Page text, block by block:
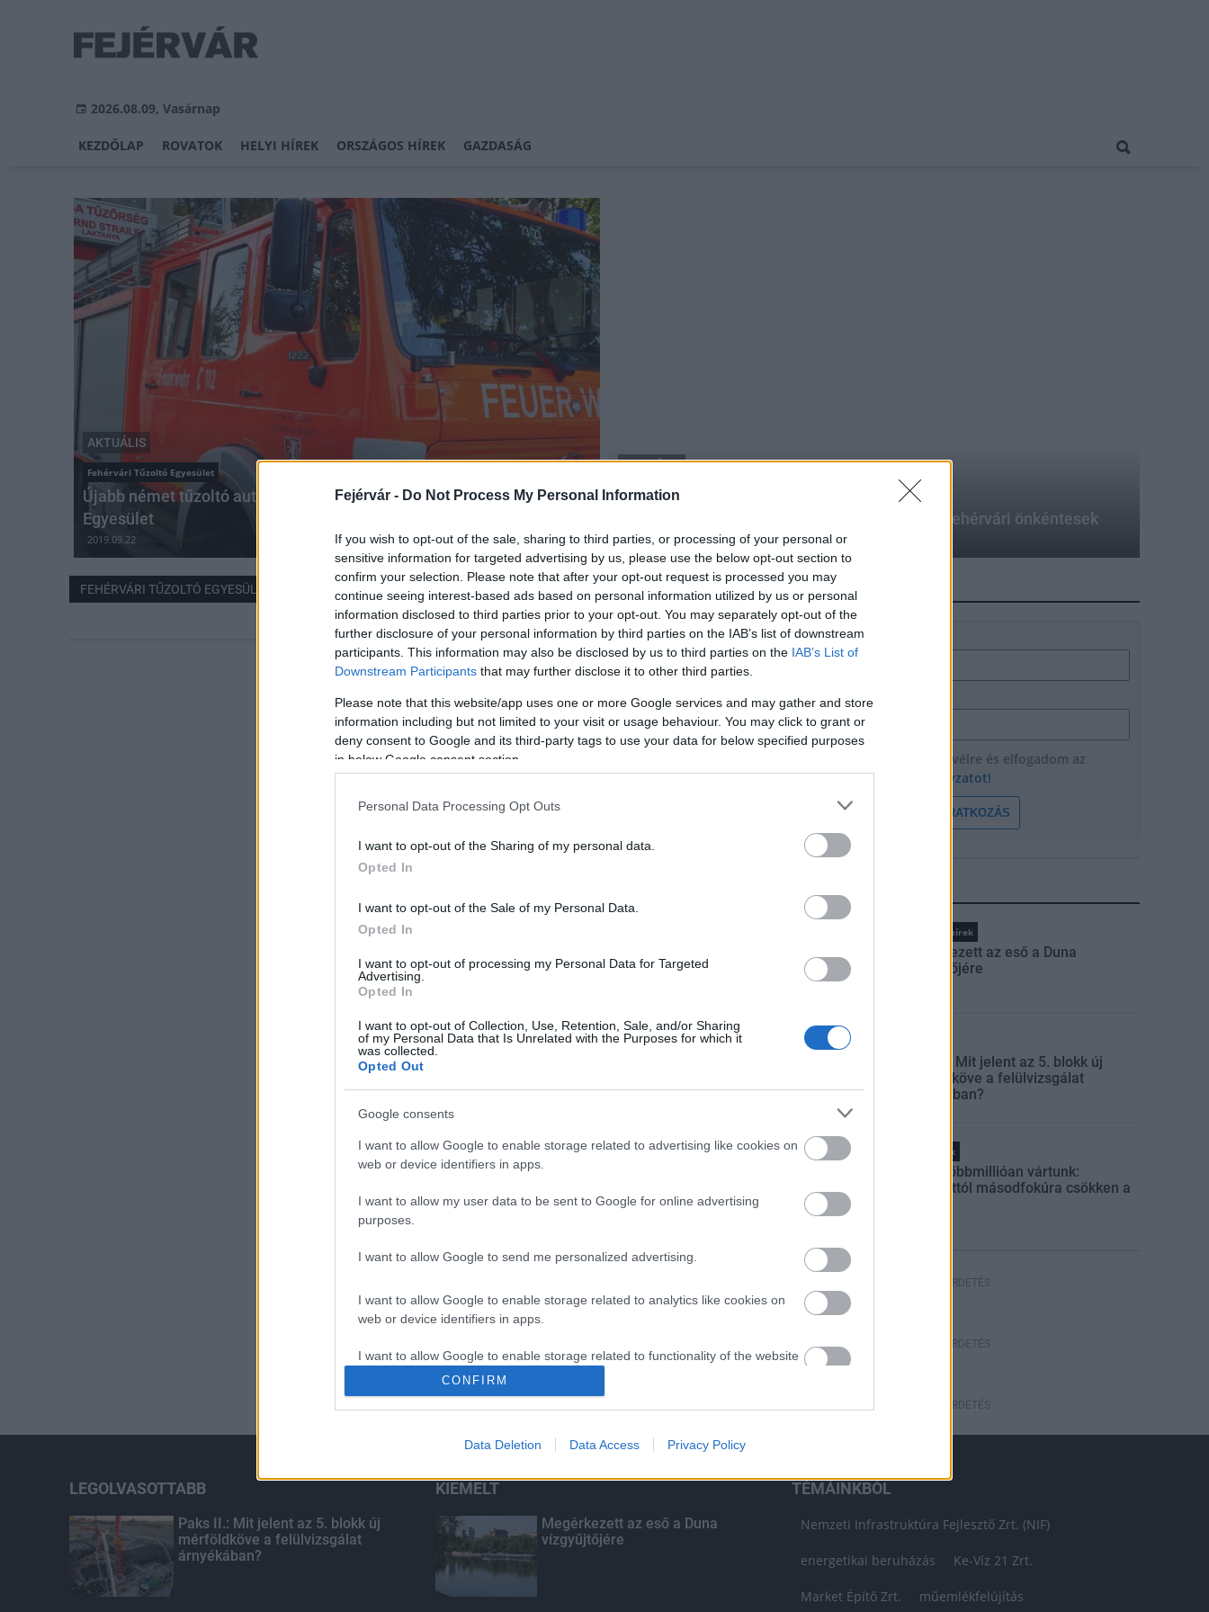
Fejérvár - Do Not Process My Personal Information
If you wish to opt-out of the sale, sharing to third parties, or processing of your personal or
sensitive information for targeted advertising by us, please use the below opt-out section to
confirm your selection. Please note that after your opt-out request is processed you may
continue seeing interest-based ads based on personal information utilized by us or personal
information disclosed to third parties prior to your opt-out. You may separately opt-out of the
further disclosure of your personal information by third parties on the IAB’s list of downstream
participants. This information may also be disclosed by us to third parties on the IAB’s List of
Downstream Participants that may further disclose it to other third parties.
Please note that this website/app uses one or more Google services and may gather and store
information including but not limited to your visit or usage behaviour. You may click to grant or
deny consent to Google and its third-party tags to use your data for below specified purposes
in below Google consent section.
Personal Data Processing Opt Outs
I want to opt-out of the Sharing of my personal data.
Opted In
I want to opt-out of the Sale of my Personal Data.
Opted In
I want to opt-out of processing my Personal Data for Targeted
Advertising.
Opted In
I want to opt-out of Collection, Use, Retention, Sale, and/or Sharing
of my Personal Data that Is Unrelated with the Purposes for which it
was collected.
Opted Out
Google consents
I want to allow Google to enable storage related to advertising like cookies on
web or device identifiers in apps.
I want to allow my user data to be sent to Google for online advertising
purposes.
I want to allow Google to send me personalized advertising.
I want to allow Google to enable storage related to analytics like cookies on
web or device identifiers in apps.
I want to allow Google to enable storage related to functionality of the website
I want to allow Google to enable storage related to personalization.
I want to allow Google to enable storage related to security, including
CONFIRM
Data Deletion Data Access Privacy Policy
2026.08.09, Vasárnap
KEZDŐLAP ROVATOK HELYI HÍREK ORSZÁGOS HÍREK GAZDASÁG
AKTUÁLIS
Fehérvári Tűzoltó Egyesület
Újabb német tűzoltó autóval gyarapodott a Fehérvári Tűzoltó
Egyesület
2019.09.22
AKTUÁLIS
tűzoltók
Schwäbisch Gmündből kaptak tűzoltó autót a fehérvári önkéntesek
2017.11.11
FEHÉRVÁRI TŰZOLTÓ EGYESÜLET HÍRLEVÉL
Név
E-mail cím
Feliratkozom a hírlevélre és elfogadom az
adatvédelmi szabályzatot!
FELIRATKOZÁS
Országos hírek
Megérkezett az eső a Duna
vízgyűjtőjére
Paks II.: Mit jelent az 5. blokk új
mérföldköve a felülvizsgálat
árnyékában?
Helyi hírek
Amire többmillióan vártunk:
szombattól másodfokúra csökken a
HIRDETÉS
HIRDETÉS
HIRDETÉS
LEGOLVASOTTABB
Paks II.: Mit jelent az 5. blokk új
mérföldköve a felülvizsgálat
árnyékában?
KIEMELT
Megérkezett az eső a Duna
vízgyűjtőjére
TÉMÁINKBÓL
Nemzeti Infrastruktúra Fejlesztő Zrt. (NIF)
energetikai beruházás Ke-Víz 21 Zrt.
Market Építő Zrt. műemlékfelújítás